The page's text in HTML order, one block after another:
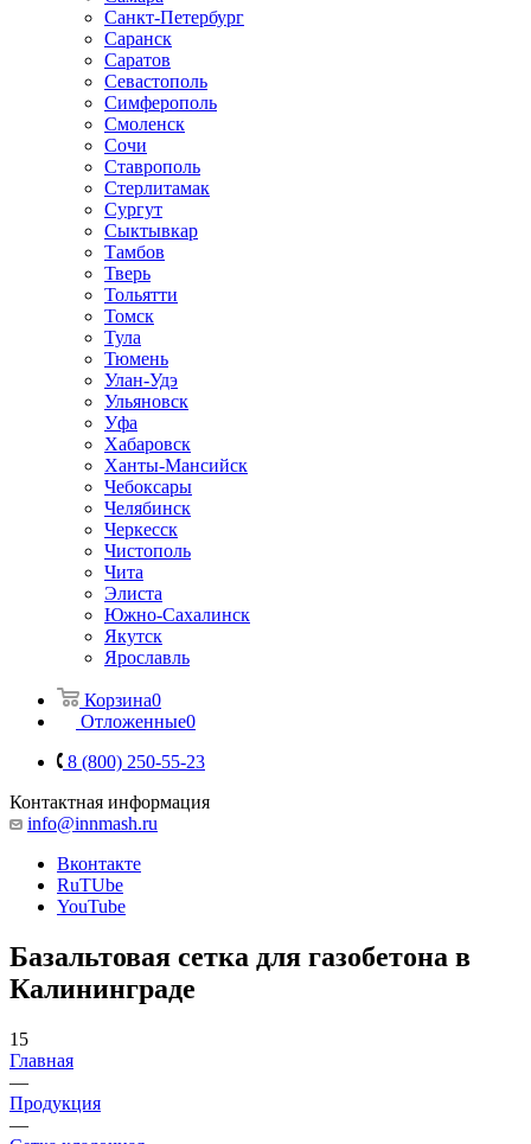
Санкт-Петербург
Саранск
Саратов
Севастополь
Симферополь
Смоленск
Сочи
Ставрополь
Стерлитамак
Сургут
Сыктывкар
Тамбов
Тверь
Тольятти
Томск
Тула
Тюмень
Улан-Удэ
Ульяновск
Уфа
Хабаровск
Ханты-Мансийск
Чебоксары
Челябинск
Черкесск
Чистополь
Чита
Элиста
Южно-Сахалинск
Якутск
Ярославль
Корзина0
Отложенные0
8 (800) 250-55-23
Контактная информация
info@innmash.ru
Вконтакте
RuTUbe
YouTube
Базальтовая сетка для газобетона в
Калининграде
15
Главная
—
Продукция
—